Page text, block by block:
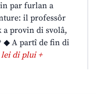
par furlan a
il professôr
a provin di svolâ,
◆ A partî de fin di
lei di plui +